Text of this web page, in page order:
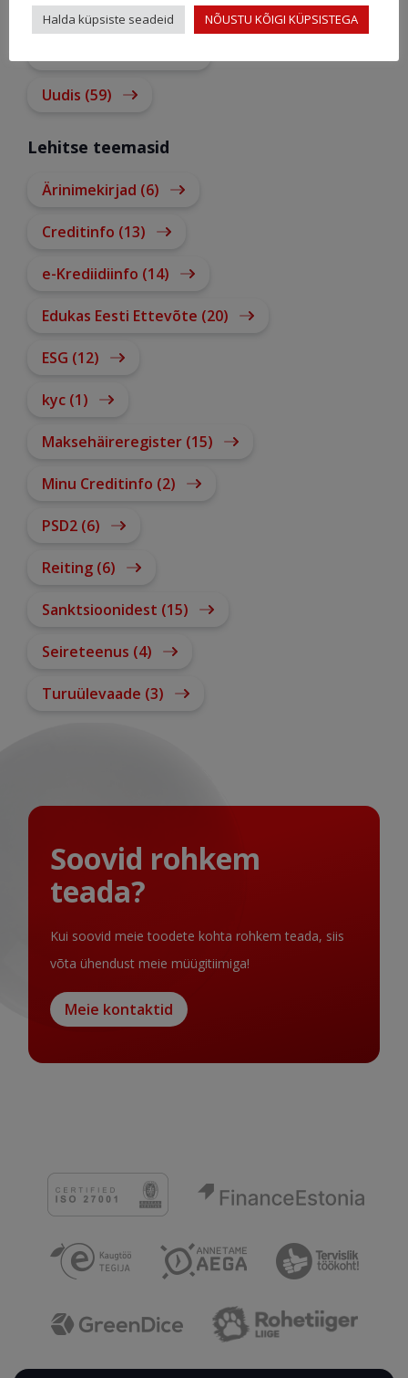
Teade (3)
Uudis (59)
Lehitse teemasid
Ärinimekirjad (6)
Creditinfo (13)
e-Krediidiinfo (14)
Edukas Eesti Ettevõte (20)
ESG (12)
kyc (1)
Maksehäireregister (15)
Minu Creditinfo (2)
PSD2 (6)
Reiting (6)
Sanktsioonidest (15)
Seireteenus (4)
Turuülevaade (3)
Soovid rohkem
teada?
Kui soovid meie toodete kohta rohkem teada, siis
võta ühendust meie müügitiimiga!
Meie kontaktid
Halda küpsiste seadeid NÕUSTU KÕIGI KÜPSISTEGA